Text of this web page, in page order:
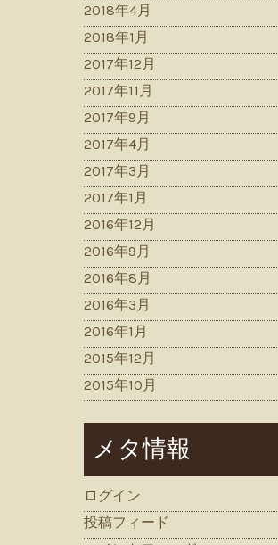
2018年4月
2018年1月
2017年12月
2017年11月
2017年9月
2017年4月
2017年3月
2017年1月
2016年12月
2016年9月
2016年8月
2016年3月
2016年1月
2015年12月
2015年10月
メタ情報
ログイン
投稿フィード